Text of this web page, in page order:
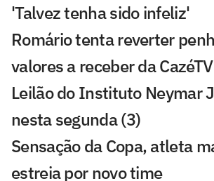
'Talvez tenha sido infeliz'
Romário tenta reverter
valores a receber da CazéTV
Leilão do Instituto Neymar
nesta segunda (3)
Sensação da Copa, atleta
estreia por novo time